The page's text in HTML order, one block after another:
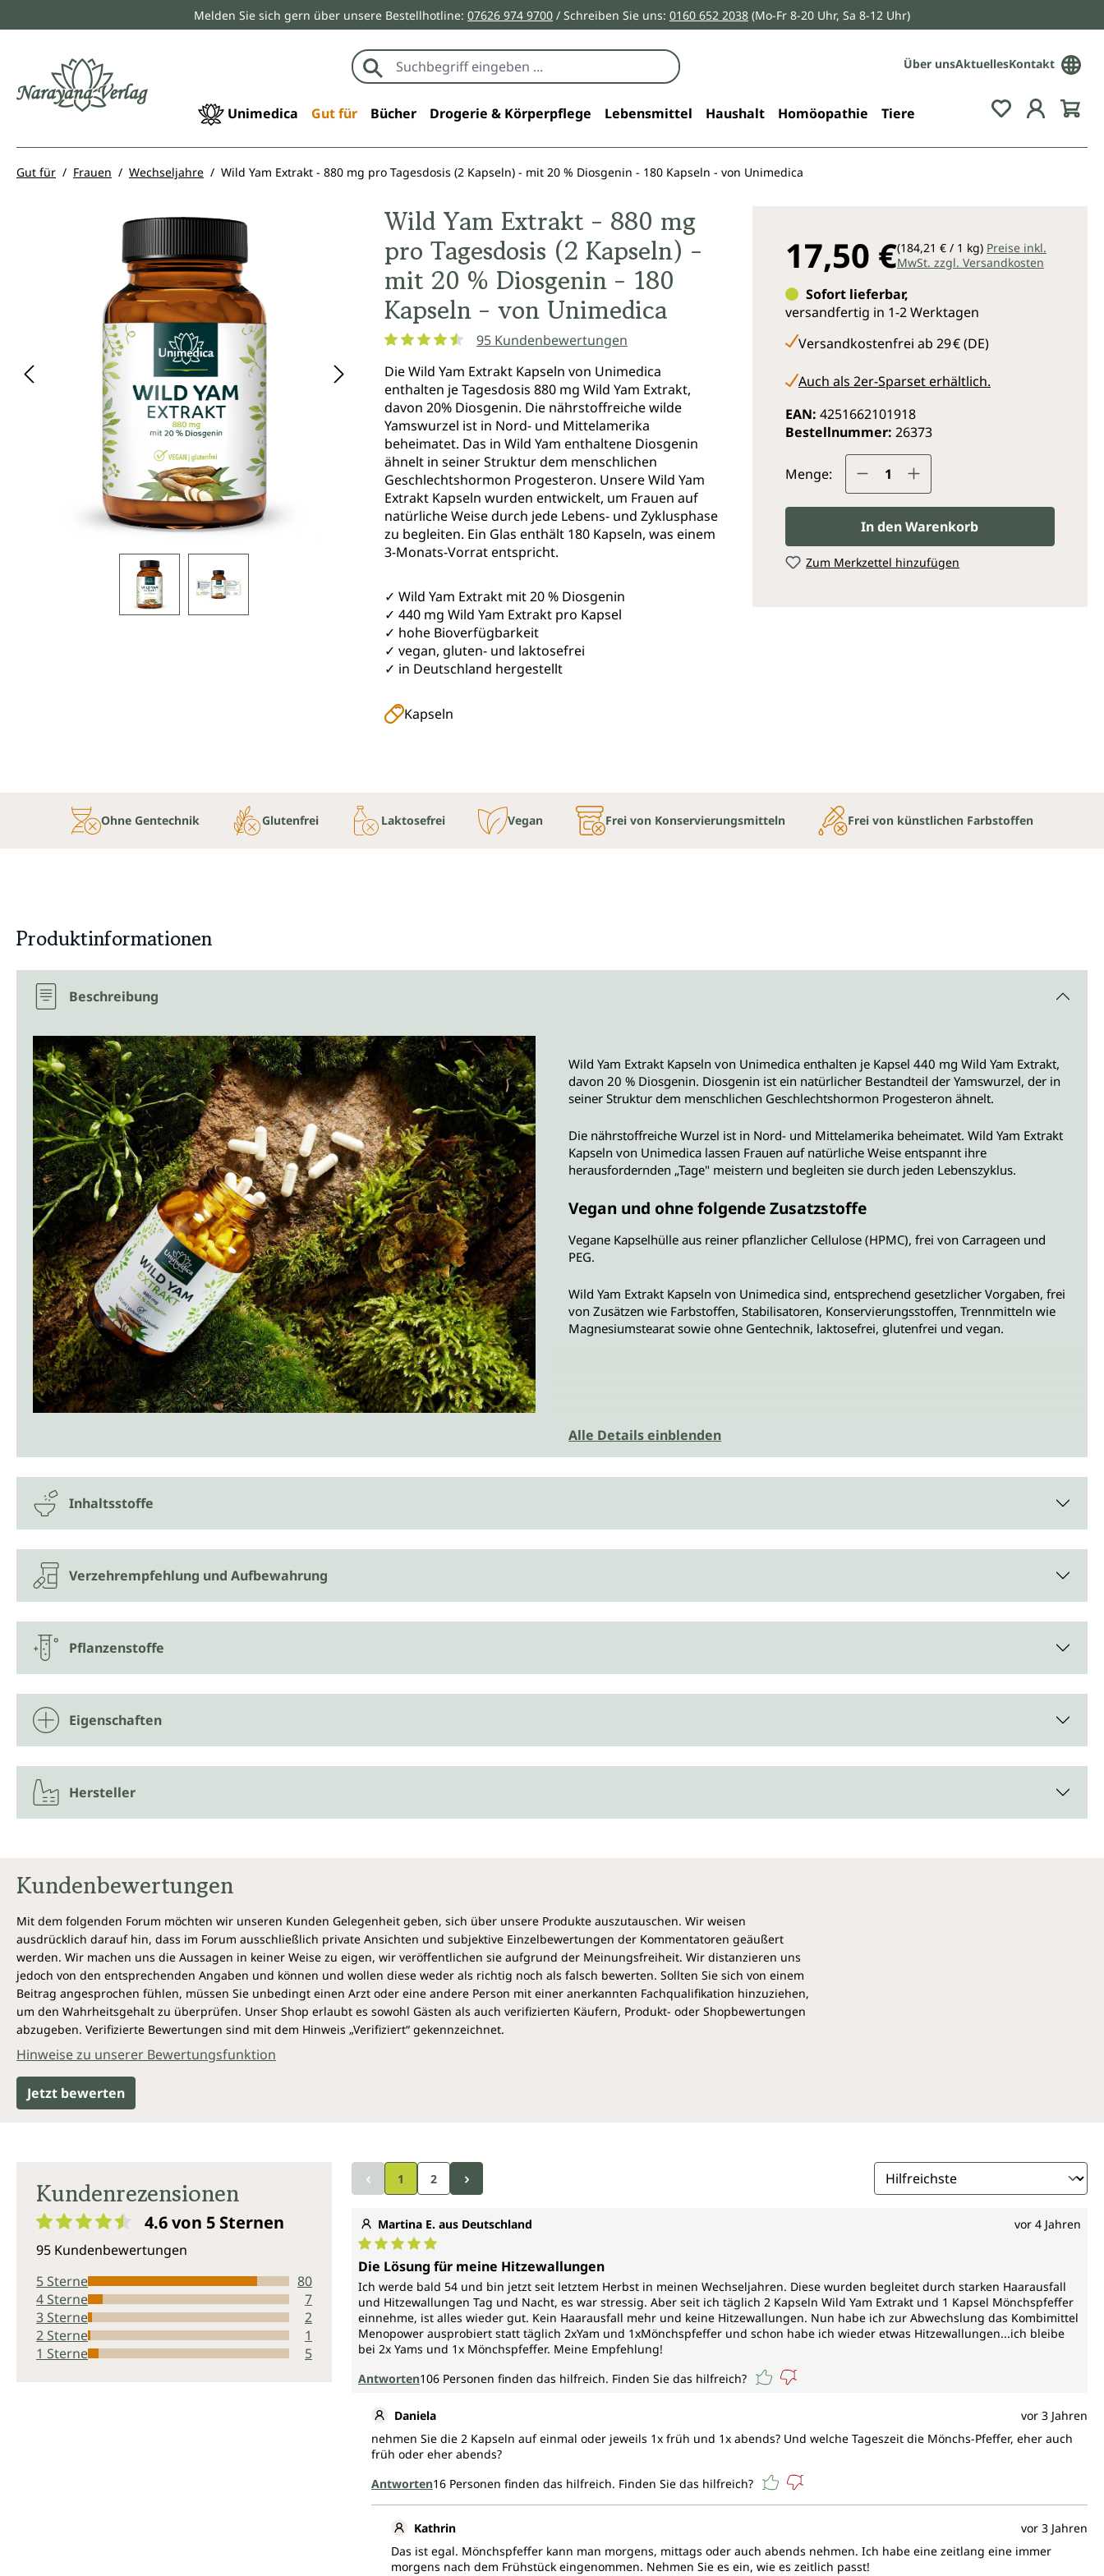
Zur Hauptnavigation springenMelden Sie sich gern über unsere Bestellhotline: 07626 974 9700 / Schreiben Sie uns: 0160 652 2038 (Mo-Fr 8-20 Uhr, Sa 8-12 Uhr)
Über unsAktuellesKontakt
Unimedica Gut für Bücher Drogerie & Körperpflege Lebensmittel Haushalt Homöopathie Tiere Du hast 0
Gut für Frauen Wechseljahre Wild Yam Extrakt - 880 mg pro Tagesdosis (2 Kapseln) - mit 20 % Diosgenin - 180 Kapseln - von Unimedica
Bildergalerie überspringen
Wild Yam Extrakt - 880 mg
pro Tagesdosis (2 Kapseln) -
mit 20 % Diosgenin - 180
Kapseln - von Unimedica
95 Kundenbewertungen
Die Wild Yam Extrakt Kapseln von Unimedica
enthalten je Tagesdosis 880 mg Wild Yam Extrakt,
davon 20% Diosgenin. Die nährstoffreiche wilde
Yamswurzel ist in Nord- und Mittelamerika
beheimatet. Das in Wild Yam enthaltene Diosgenin
ähnelt in seiner Struktur dem menschlichen
Geschlechtshormon Progesteron. Unsere Wild Yam
Extrakt Kapseln wurden entwickelt, um Frauen auf
natürliche Weise durch jede Lebens- und Zyklusphase
zu begleiten. Ein Glas enthält 180 Kapseln, was einem
3-Monats-Vorrat entspricht.
✓ Wild Yam Extrakt mit 20 % Diosgenin
✓ 440 mg Wild Yam Extrakt pro Kapsel
✓ hohe Bioverfügbarkeit
✓ vegan, gluten- und laktosefrei
✓ in Deutschland hergestellt
Kapseln
17,50 €(184,21 € / 1 kg) Preise inkl.
MwSt. zzgl. Versandkosten
Sofort lieferbar,
versandfertig in 1-2 Werktagen
Versandkostenfrei ab 29 € (DE)
Auch als 2er-Sparset erhältlich.
EAN: 4251662101918
Bestellnummer: 26373
Menge: Produkt Anzahl: Gib den
In den Warenkorb
Zum Merkzettel hinzufügen
Ohne Gentechnik Glutenfrei Laktosefrei Vegan Frei von Konservierungsmitteln Frei von künstlichen Farbstoffen
Produktinformationen
Beschreibung
Wild Yam Extrakt Kapseln von Unimedica enthalten je Kapsel 440 mg Wild Yam Extrakt,
davon 20 % Diosgenin. Diosgenin ist ein natürlicher Bestandteil der Yamswurzel, der in
seiner Struktur dem menschlichen Geschlechtshormon Progesteron ähnelt.
Die nährstoffreiche Wurzel ist in Nord- und Mittelamerika beheimatet. Wild Yam Extrakt
Kapseln von Unimedica lassen Frauen auf natürliche Weise entspannt ihre
herausfordernden „Tage" meistern und begleiten sie durch jeden Lebenszyklus.
Vegan und ohne folgende Zusatzstoffe
Vegane Kapselhülle aus reiner pflanzlicher Cellulose (HPMC), frei von Carrageen und
PEG.
Wild Yam Extrakt Kapseln von Unimedica sind, entsprechend gesetzlicher Vorgaben, frei
von Zusätzen wie Farbstoffen, Stabilisatoren, Konservierungsstoffen, Trennmitteln wie
Magnesiumstearat sowie ohne Gentechnik, laktosefrei, glutenfrei und vegan.
Alle Details einblenden
Inhaltsstoffe
Verzehrempfehlung und Aufbewahrung
Pflanzenstoffe
Eigenschaften
Hersteller
Kundenbewertungen
Mit dem folgenden Forum möchten wir unseren Kunden Gelegenheit geben, sich über unsere Produkte auszutauschen. Wir weisen
ausdrücklich darauf hin, dass im Forum ausschließlich private Ansichten und subjektive Einzelbewertungen der Kommentatoren geäußert
werden. Wir machen uns die Aussagen in keiner Weise zu eigen, wir veröffentlichen sie aufgrund der Meinungsfreiheit. Wir distanzieren uns
jedoch von den entsprechenden Angaben und können und wollen diese weder als richtig noch als falsch bewerten. Sollten Sie sich von einem
Beitrag angesprochen fühlen, müssen Sie unbedingt einen Arzt oder eine andere Person mit einer anerkannten Fachqualifikation hinzuziehen,
um den Wahrheitsgehalt zu überprüfen. Unser Shop erlaubt es sowohl Gästen als auch verifizierten Käufern, Produkt- oder Shopbewertungen
abzugeben. Verifizierte Bewertungen sind mit dem Hinweis „Verifiziert“ gekennzeichnet.
Hinweise zu unserer Bewertungsfunktion
Jetzt bewerten
Kundenrezensionen
4.6 von 5 Sternen
95 Kundenbewertungen
5 Sterne
80
4 Sterne
7
3 Sterne
2
2 Sterne
1
1 Sterne
5
1 2
Martina E. aus Deutschland vor 4 Jahren
Durchschnittliche Bewertung von 5 von 5 Sternen
Die Lösung für meine Hitzewallungen
Ich werde bald 54 und bin jetzt seit letztem Herbst in meinen Wechseljahren. Diese wurden begleitet durch starken Haarausfall
und Hitzewallungen Tag und Nacht, es war stressig. Aber seit ich täglich 2 Kapseln Wild Yam Extrakt und 1 Kapsel Mönchspfeffer
einnehme, ist alles wieder gut. Kein Haarausfall mehr und keine Hitzewallungen. Nun habe ich zur Abwechslung das Kombimittel
Menopower ausprobiert statt täglich 2xYam und 1xMönchspfeffer und schon habe ich wieder etwas Hitzewallungen...ich bleibe
bei 2x Yams und 1x Mönchspfeffer. Meine Empfehlung!
Antworten106 Personen finden das hilfreich. Finden Sie das hilfreich?
Daniela
vor 3 Jahren
nehmen Sie die 2 Kapseln auf einmal oder jeweils 1x früh und 1x abends? Und welche Tageszeit die Mönchs-Pfeffer, eher auch
früh oder eher abends?
Antworten16 Personen finden das hilfreich. Finden Sie das hilfreich?
Kathrin
vor 3 Jahren
Das ist egal. Mönchspfeffer kann man morgens, mittags oder auch abends nehmen. Ich habe eine zeitlang eine immer
morgens nach dem Frühstück eingenommen. Nehmen Sie es ein, wie es zeitlich passt!